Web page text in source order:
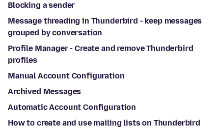
Blocking a sender
Message threading in Thunderbird - keep messages
grouped by conversation
Profile Manager - Create and remove Thunderbird
profiles
Manual Account Configuration
Archived Messages
Automatic Account Configuration
How to create and use mailing lists on Thunderbird